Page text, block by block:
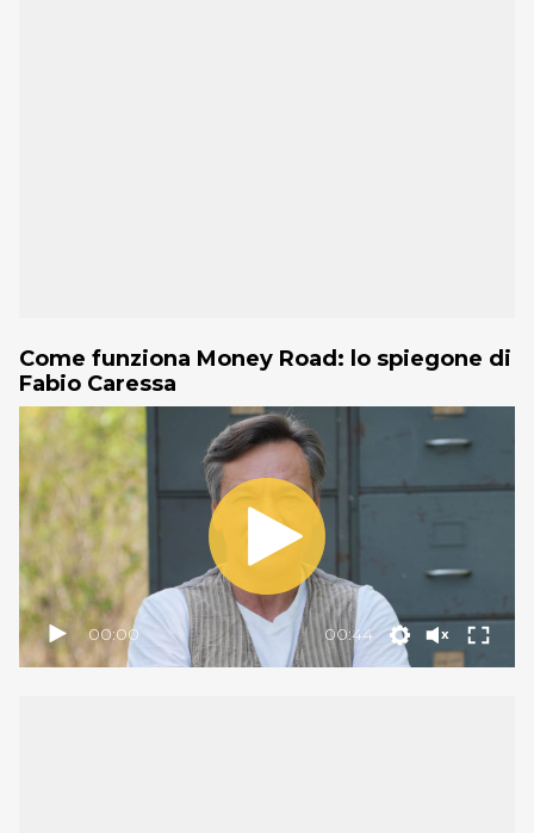
Come funziona Money Road: lo spiegone di
Fabio Caressa
00:00 00:44